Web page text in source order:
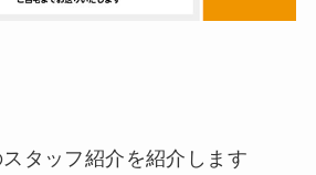
タッフ紹介を紹介します